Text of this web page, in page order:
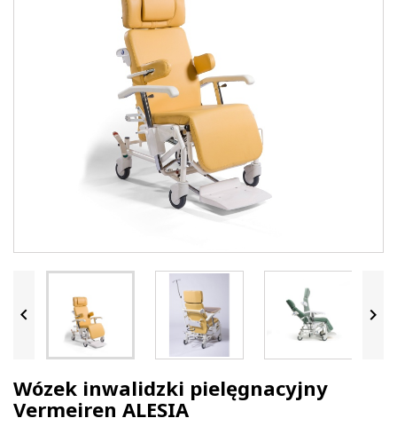
 
Wózek inwalidzki pielęgnacyjny
Vermeiren ALESIA